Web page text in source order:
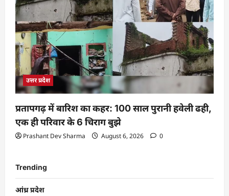
उत्तर प्रदेश
प्रतापगढ़ में बारिश का कहर: 100 साल पुरानी हवेली ढही,
एक ही परिवार के 6 चिराग बुझे
Prashant Dev Sharma August 6, 2026 0
Trending
आंध्र प्रदेश